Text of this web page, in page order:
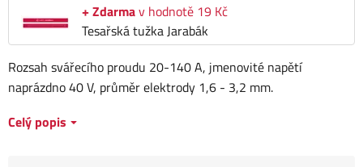
+ Zdarmav hodnotě 19 Kč
Tesařská tužka Jarabák
Rozsah svářecího proudu 20-140 A, jmenovité napětí
naprázdno 40 V, průměr elektrody 1,6 - 3,2 mm.
Celý popis